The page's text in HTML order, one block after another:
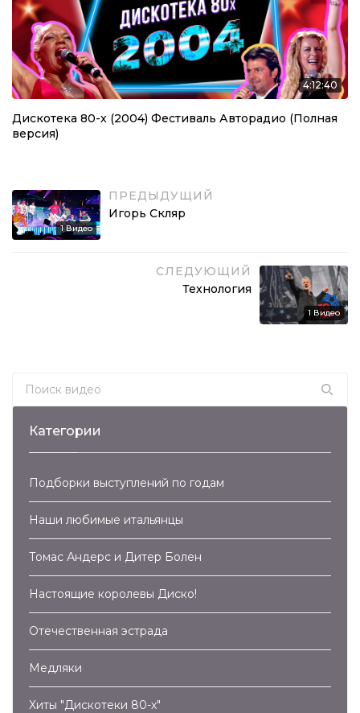
4:12:40
Дискотека 80-х (2004) Фестиваль Авторадио (Полная
версия)
1Видео
ПРЕДЫДУЩИЙ
Игорь Скляр
СЛЕДУЮЩИЙ
Технология
1 Видео
Search for:
Категории
Подборки выступлений по годам
Наши любимые итальянцы
Томас Андерс и Дитер Болен
Настоящие королевы Диско!
Отечественная эстрада
Медляки
Хиты "Дискотеки 80-х"